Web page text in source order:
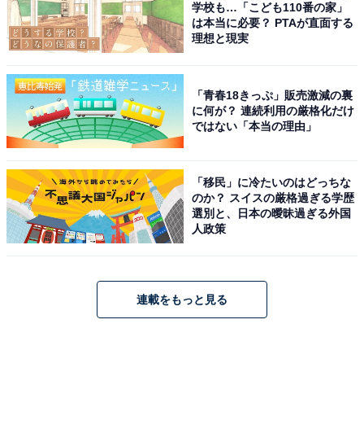
学校も…「こども110番の家」
は本当に必要？ PTAが直面する
理想と現実
「青春18きっぷ」販売激減の裏
に何が？ 連続利用の厳格化だけ
ではない「本当の理由」
「移民」に冷たいのはどっちな
のか？ スイスの厳格過ぎる学歴
選別と、日本の曖昧過ぎる外国
人政策
連載をもっと見る